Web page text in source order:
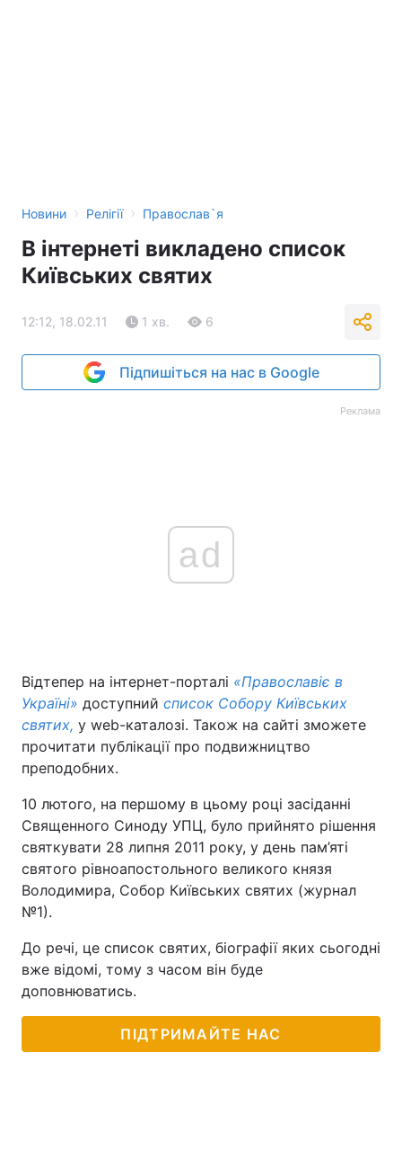
Новини › Релігії › Православ`я
В інтернеті викладено список
Київських святих
12:12, 18.02.11 1 хв. 6
Підпишіться на нас в Google
Реклама
ad
Відтепер на інтернет-порталі «Православіє в
Україні» доступний список Собору Київських
святих, у web-каталозі. Також на сайті зможете
прочитати публікації про подвижництво
преподобних.
10 лютого, на першому в цьому році засіданні
Священного Синоду УПЦ, було прийнято рішення
святкувати 28 липня 2011 року, у день пам’яті
святого рівноапостольного великого князя
Володимира, Собор Київських святих (журнал
№1).
До речі, це список святих, біографії яких сьогодні
вже відомі, тому з часом він буде
доповнюватись.
ПІДТРИМАЙТЕ НАС